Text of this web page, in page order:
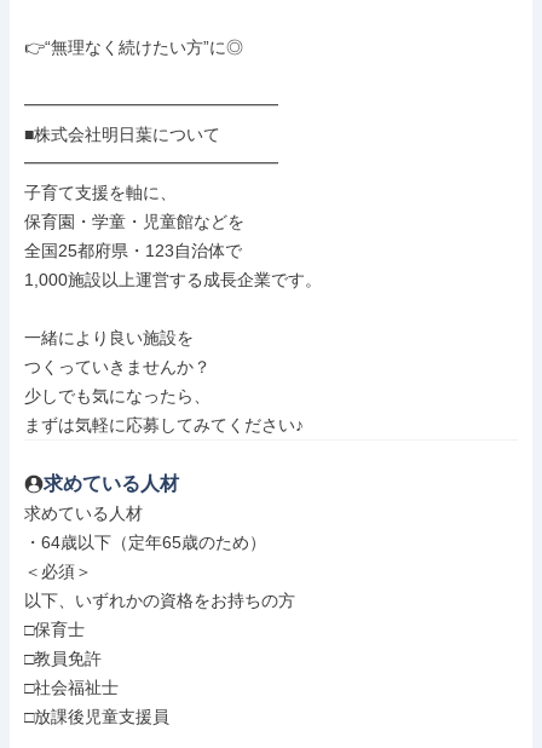
👉“無理なく続けたい方”に◎
━━━━━━━━━━━━━━━
■株式会社明日葉について
━━━━━━━━━━━━━━━
子育て支援を軸に、
保育園・学童・児童館などを
全国25都府県・123自治体で
1,000施設以上運営する成長企業です。
一緒により良い施設を
つくっていきませんか？
少しでも気になったら、
まずは気軽に応募してみてください♪
求めている人材
求めている人材
・64歳以下（定年65歳のため）
＜必須＞
以下、いずれかの資格をお持ちの方
□保育士
□教員免許
□社会福祉士
□放課後児童支援員